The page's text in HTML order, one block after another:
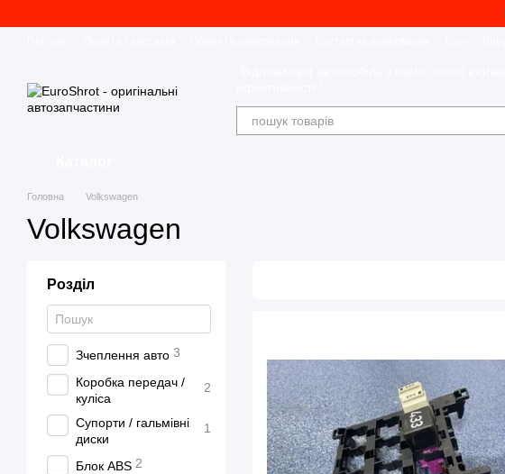
Головна Volkswagen
Volkswagen
Розділ
Зчеплення авто 3
Коробка передач /
куліса
2
Супорти / гальмівні
диски
1
Блок ABS 2